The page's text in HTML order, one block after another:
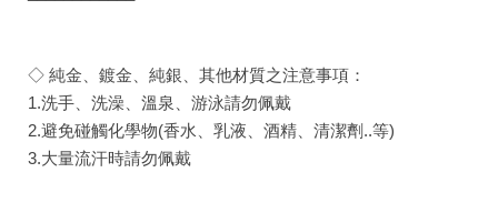
◇ 純金、鍍金、純銀、其他材質之注意事項：
1.洗手、洗澡、溫泉、游泳請勿佩戴
2.避免碰觸化學物(香水、乳液、酒精、清潔劑..等)
3.大量流汗時請勿佩戴